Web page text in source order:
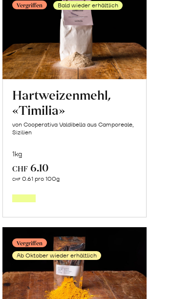
Vergriffen Bald wieder erhältlich
Hartweizenmehl,
«Timilia»
von Cooperativa Valdibella aus Camporeale,
Sizilien
1kg
CHF 6.10
CHF 0.61 pro 100g
«Timilia»
erfahren
Vergriffen
Ab Oktober wieder erhältlich